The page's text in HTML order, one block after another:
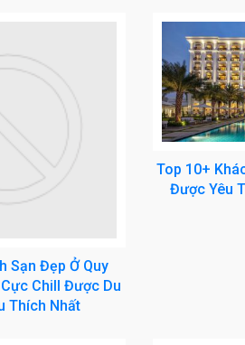
Sạn Đẹp Ở Quy
Chill Được Du
Thích Nhất
Top 10+
Được Yêu